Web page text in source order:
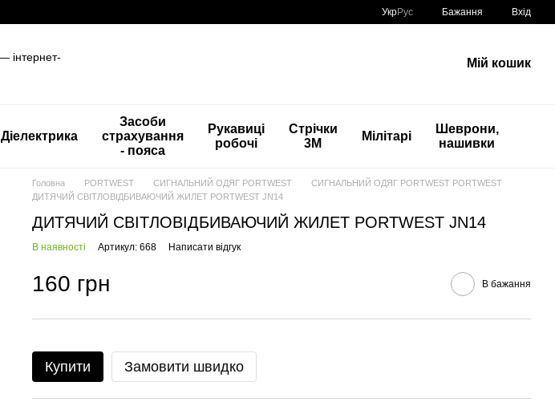
УкрРус Бажання Вхід
Мій кошик
Діелектрика
Засоби
страхування
- пояса
Рукавиці
робочі
Стрічки
3М
Мілітарі
Шеврони,
нашивки
Головна PORTWEST СИГНАЛЬНИЙ ОДЯГ PORTWEST
СИГНАЛЬНИЙ ОДЯГ PORTWEST PORTWEST
ДИТЯЧИЙ СВІТЛОВІДБИВАЮЧИЙ ЖИЛЕТ PORTWEST JN14
ДИТЯЧИЙ СВІТЛОВІДБИВАЮЧИЙ ЖИЛЕТ PORTWEST JN14
В наявності Артикул: 668 Написати відгук
160 грн В бажання
Купити Замовити швидко